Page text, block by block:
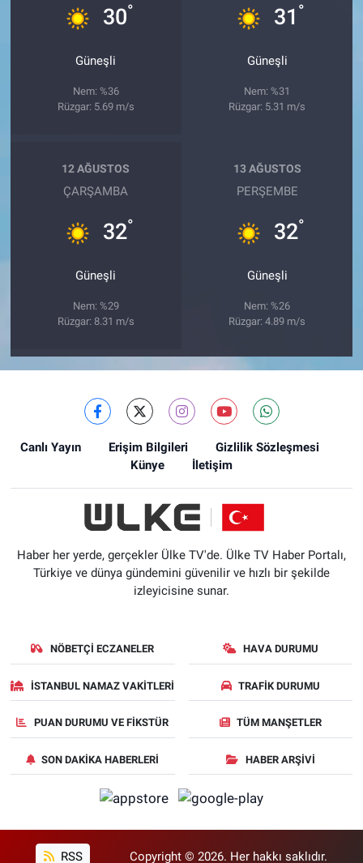
30°
Güneşli
Nem: %36
Rüzgar: 5.69 m/s
31 °
Güneşli
Nem: %31
Rüzgar: 5.31 m/s
12 AĞUSTOS
ÇARŞAMBA
32°
Güneşli
Nem: %29
Rüzgar: 8.31 m/s
13 AĞUSTOS
PERŞEMBE
32°
Güneşli
Nem: %26
Rüzgar: 4.89 m/s
Canlı Yayın Erişim Bilgileri
Gizlilik Sözleşmesi
Künye
İletişim
Haber her yerde, gerçekler Ülke TV'de. Ülke TV Haber Portalı,
Türkiye ve dünya gündemini güvenilir ve hızlı bir şekilde
izleyicisine sunar.
NÖBETÇI ECZANELER HAVA DURUMU
İSTANBUL NAMAZ VAKITLERI TRAFIK DURUMU
PUAN DURUMU VE FIKSTÜR TÜM MANŞETLER
SON DAKIKA HABERLERI HABER ARŞIVI
RSS Copyright © 2026. Her hakkı saklıdır.